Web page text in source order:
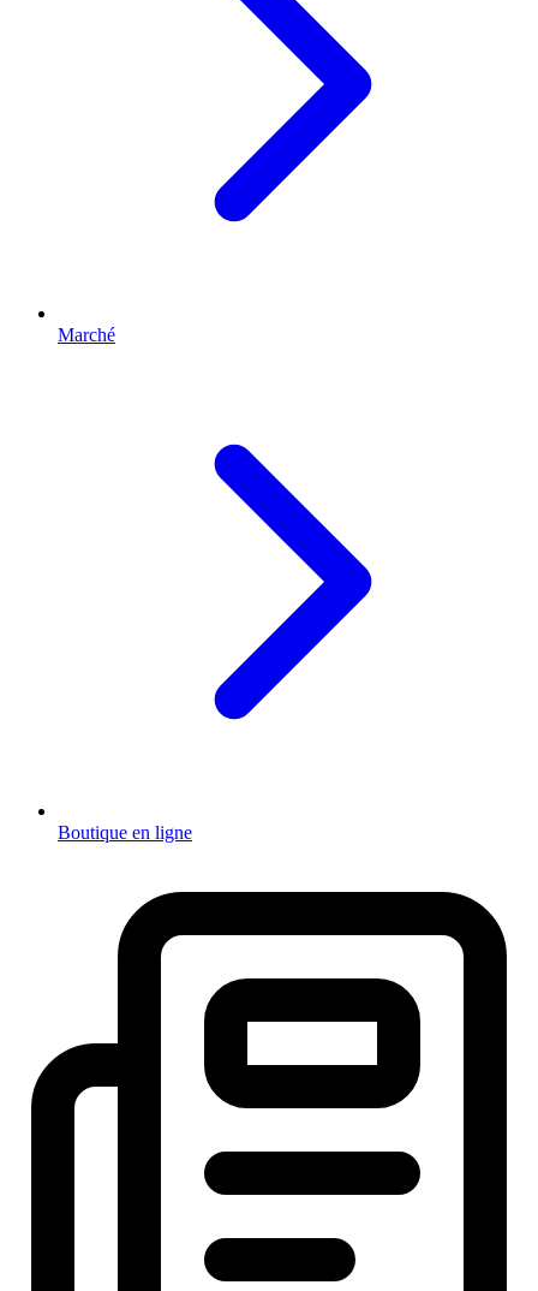
Marché
Boutique en ligne